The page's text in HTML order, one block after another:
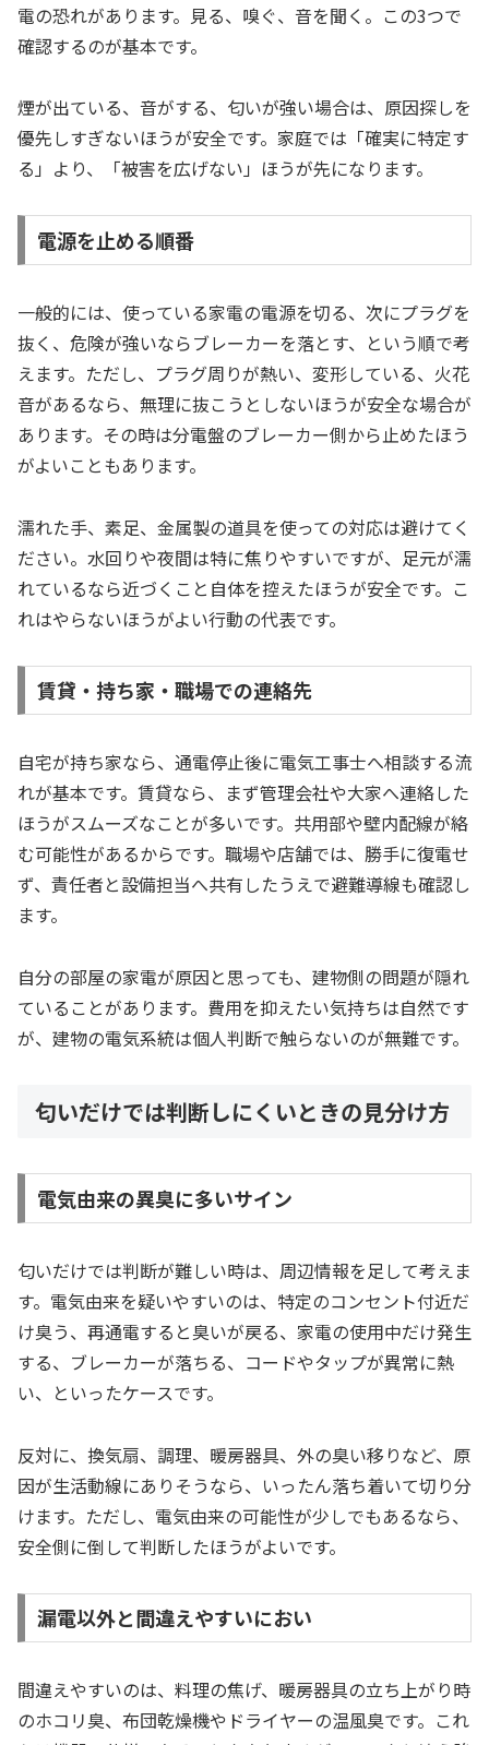
電の恐れがあります。見る、嗅ぐ、音を聞く。この3つで
確認するのが基本です。
煙が出ている、音がする、匂いが強い場合は、原因探しを
優先しすぎないほうが安全です。家庭では「確実に特定す
る」より、「被害を広げない」ほうが先になります。
電源を止める順番
一般的には、使っている家電の電源を切る、次にプラグを
抜く、危険が強いならブレーカーを落とす、という順で考
えます。ただし、プラグ周りが熱い、変形している、火花
音があるなら、無理に抜こうとしないほうが安全な場合が
あります。その時は分電盤のブレーカー側から止めたほう
がよいこともあります。
濡れた手、素足、金属製の道具を使っての対応は避けてく
ださい。水回りや夜間は特に焦りやすいですが、足元が濡
れているなら近づくこと自体を控えたほうが安全です。こ
れはやらないほうがよい行動の代表です。
賃貸・持ち家・職場での連絡先
自宅が持ち家なら、通電停止後に電気工事士へ相談する流
れが基本です。賃貸なら、まず管理会社や大家へ連絡した
ほうがスムーズなことが多いです。共用部や壁内配線が絡
む可能性があるからです。職場や店舗では、勝手に復電せ
ず、責任者と設備担当へ共有したうえで避難導線も確認し
ます。
自分の部屋の家電が原因と思っても、建物側の問題が隠れ
ていることがあります。費用を抑えたい気持ちは自然です
が、建物の電気系統は個人判断で触らないのが無難です。
匂いだけでは判断しにくいときの見分け方
電気由来の異臭に多いサイン
匂いだけでは判断が難しい時は、周辺情報を足して考えま
す。電気由来を疑いやすいのは、特定のコンセント付近だ
け臭う、再通電すると臭いが戻る、家電の使用中だけ発生
する、ブレーカーが落ちる、コードやタップが異常に熱
い、といったケースです。
反対に、換気扇、調理、暖房器具、外の臭い移りなど、原
因が生活動線にありそうなら、いったん落ち着いて切り分
けます。ただし、電気由来の可能性が少しでもあるなら、
安全側に倒して判断したほうがよいです。
漏電以外と間違えやすいにおい
間違えやすいのは、料理の焦げ、暖房器具の立ち上がり時
のホコリ臭、布団乾燥機やドライヤーの温風臭です。これ